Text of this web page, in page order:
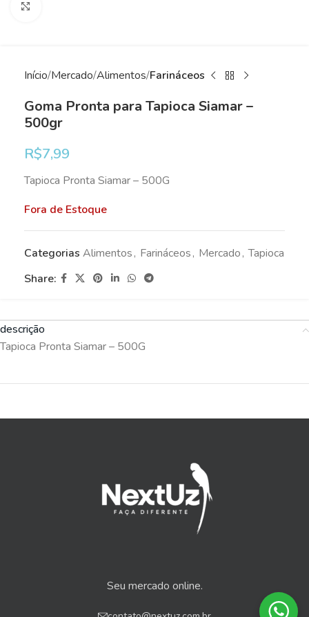
Início Mercado Alimentos Farináceos
Goma Pronta para Tapioca Siamar –
500gr
R$7,99
Tapioca Pronta Siamar – 500G
Fora de Estoque
Categorias Alimentos, Farináceos, Mercado, Tapioca
Share:
descrição
Tapioca Pronta Siamar – 500G
Seu mercado online.